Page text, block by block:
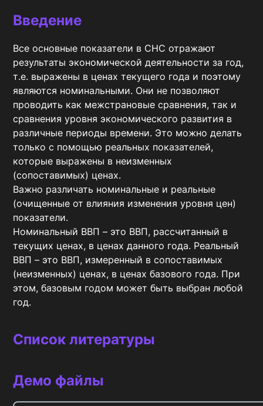
Введение
Все основные показатели в СНС отражают
результаты экономической деятельности за год,
т.е. выражены в ценах текущего года и поэтому
являются номинальными. Они не позволяют
проводить как межстрановые сравнения, так и
сравнения уровня экономического развития в
различные периоды времени. Это можно делать
только с помощью реальных показателей,
которые выражены в неизменных
(сопоставимых) ценах.
Важно различать номинальные и реальные
(очищенные от влияния изменения уровня цен)
показатели.
Номинальный ВВП – это ВВП, рассчитанный в
текущих ценах, в ценах данного года. Реальный
ВВП – это ВВП, измеренный в сопоставимых
(неизменных) ценах, в ценах базового года. При
этом, базовым годом может быть выбран любой
год.
Список литературы
Демо файлы